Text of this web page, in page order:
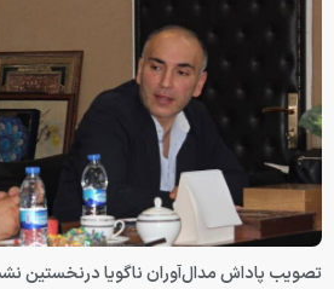
تصویب پاداش مدال‌آوران ناگویا درنخستین